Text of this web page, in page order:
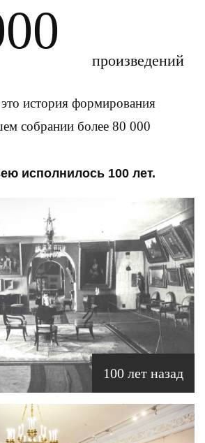
произведений
история формирования
собрании более 80 000
исполнилось 100 лет.
100 лет назад